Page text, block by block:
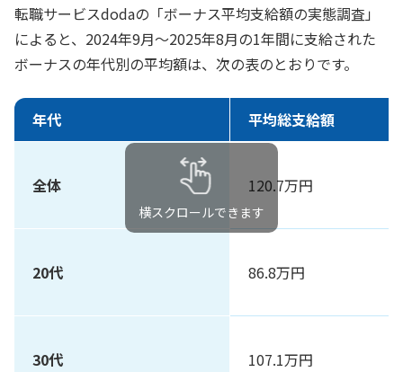
転職サービスdodaの「ボーナス平均支給額の実態調査」
によると、2024年9月〜2025年8月の1年間に支給された
ボーナスの年代別の平均額は、次の表のとおりです。
年代 平均総支給額
全体 120.7万円
20代 86.8万円
30代 107.1万円
横スクロールできます